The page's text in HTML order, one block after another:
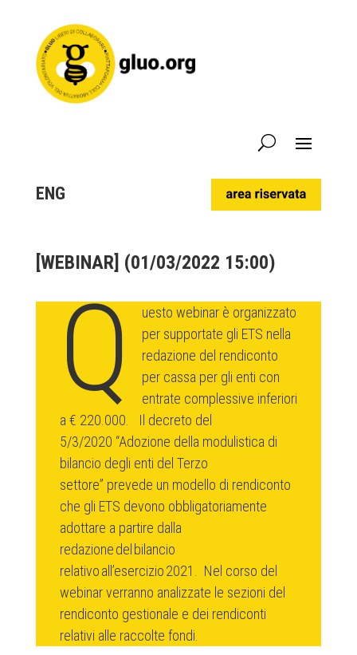
ENG
[WEBINAR] (01/03/2022 15:00)
Q
uesto webinar è organizzato
per supportate gli ETS nella
redazione del rendiconto
per cassa per gli enti con
entrate complessive inferiori
a € 220.000. Il decreto del
5/3/2020 “Adozione della modulistica di
bilancio degli enti del Terzo
settore” prevede un modello di rendiconto
che gli ETS devono obbligatoriamente
adottare a partire dalla
redazione del bilancio
relativo all’esercizio 2021. Nel corso del
webinar verranno analizzate le sezioni del
rendiconto gestionale e dei rendiconti
relativi alle raccolte fondi.